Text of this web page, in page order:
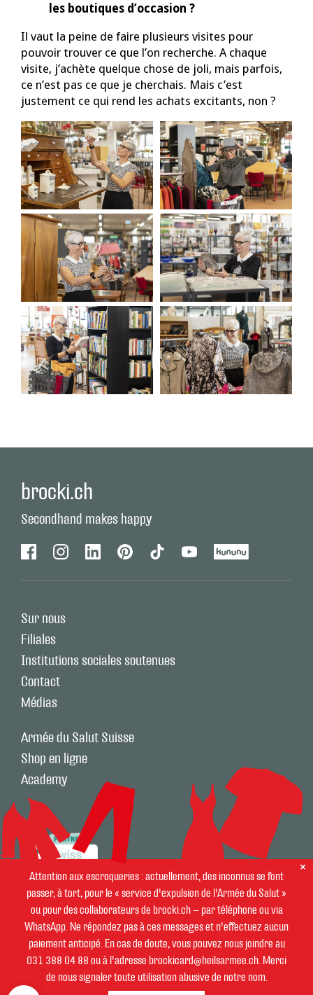
les boutiques d’occasion ?
Il vaut la peine de faire plusieurs visites pour
pouvoir trouver ce que l’on recherche. A chaque
visite, j’achète quelque chose de joli, mais parfois,
ce n’est pas ce que je cherchais. Mais c’est
justement ce qui rend les achats excitants, non ?
Attention aux escroqueries : actuellement, des inconnus se font
passer, à tort, pour le « service d'expulsion de l'Armée du Salut »
ou pour des collaborateurs de brocki.ch – par téléphone ou via
WhatsApp. Ne répondez pas à ces messages et n'effectuez aucun
paiement anticipé. En cas de doute, vous pouvez nous joindre au
031 388 04 88 ou à l'adresse brockicard@heilsarmee.ch. Merci
de nous signaler toute utilisation abusive de notre nom.
brocki.ch
Secondhand makes happy
FacebookInstagramLinkedin PinterestTiktok Youtube
Sur nous
Filiales
Institutions sociales soutenues
Contact
Médias
Armée du Salut Suisse
Shop en ligne
Academy
© 2026 brocki.ch
Protection des données